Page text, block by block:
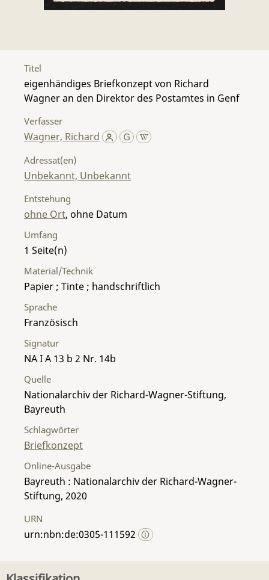
Titel
eigenhändiges Briefkonzept von Richard
Wagner an den Direktor des Postamtes in Genf
Verfasser
Wagner, Richard
Adressat(en)
Unbekannt, Unbekannt
Entstehung
ohne Ort, ohne Datum
Umfang
1
Material/Technik
Papier ; Tinte ; handschriftlich
Sprache
Französisch
Signatur
NA I A 13 b 2 Nr. 14b
Quelle
Nationalarchiv der Richard-Wagner-Stiftung,
Bayreuth
Schlagwörter
Briefkonzept
Online-Ausgabe
Bayreuth : Nationalarchiv der Richard-Wagner-
Stiftung, 2020
URN
urn:nbn:de:0305-111592